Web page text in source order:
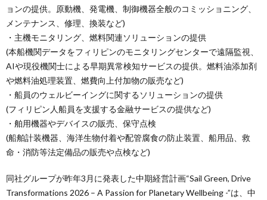
ョンの提供。原動機、発電機、制御機器全般のコミッショニング、
メンテナンス、修理、換装など)
・主機モニタリング、燃料関連ソリューションの提供
(本船機関データをフィリピンのモニタリングセンターで遠隔監視、
AIや現役機関士による早期異常検知サービスの提供。燃料油添加剤
や燃料油処理装置、燃費向上付加物の販売など)
・船員のウェルビーイングに関するソリューションの提供
(フィリピン人船員を支援する金融サービスの提供など)
・舶用機器やデバイスの販売、保守点検
(船舶計装機器、海洋生物付着や配管腐食の防止装置、船用品、救
命・消防等法定備品の販売や点検など)
同社グループが昨年3月に発表した中期経営計画“Sail Green, Drive
Transformations 2026 – A Passion for Planetary Wellbeing -”は、中